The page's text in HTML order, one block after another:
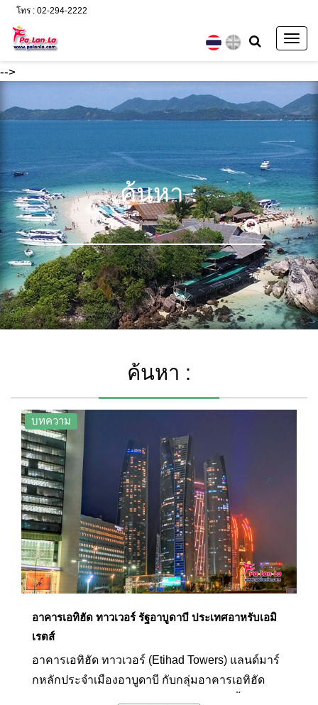
-->
โทร : 02-294-2222
ค้นหา :
ค้นหา :
บทความ
อาคารเอทิฮัด ทาวเวอร์ รัฐอาบูดาบี ประเทศอาหรับเอมิ
เรตส์
อาคารเอทิฮัด ทาวเวอร์ (Etihad Towers) แลนด์มาร์
กหลักประจำเมืองอาบูดาบี กับกลุ่มอาคารเอทิฮัด